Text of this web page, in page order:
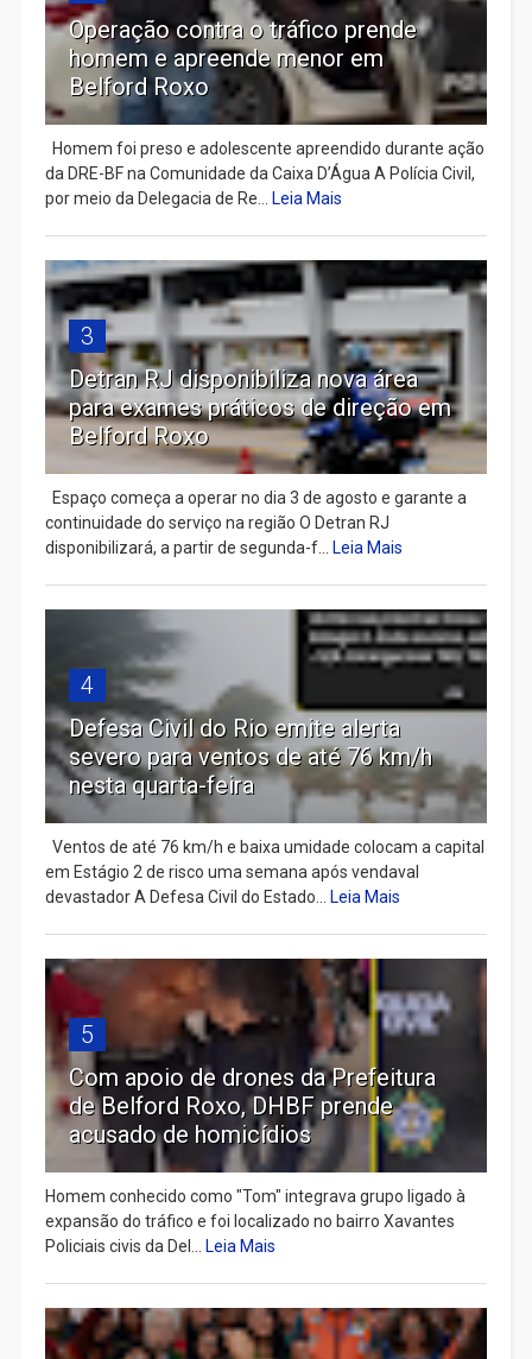
Operação contra o tráfico prende
homem e apreende menor em
Belford Roxo
Homem foi preso e adolescente apreendido durante ação
da DRE-BF na Comunidade da Caixa D’Água A Polícia Civil,
por meio da Delegacia de Re...
Leia Mais
3
Detran RJ disponibiliza nova área
para exames práticos de direção em
Belford Roxo
Espaço começa a operar no dia 3 de agosto e garante a
continuidade do serviço na região O Detran RJ
disponibilizará, a partir de segunda-f...
Leia Mais
4
Defesa Civil do Rio emite alerta
severo para ventos de até 76 km/h
nesta quarta-feira
Ventos de até 76 km/h e baixa umidade colocam a capital
em Estágio 2 de risco uma semana após vendaval
devastador A Defesa Civil do Estado...
Leia Mais
5
Com apoio de drones da Prefeitura
de Belford Roxo, DHBF prende
acusado de homicídios
Homem conhecido como "Tom" integrava grupo ligado à
expansão do tráfico e foi localizado no bairro Xavantes
Policiais civis da Del...
Leia Mais